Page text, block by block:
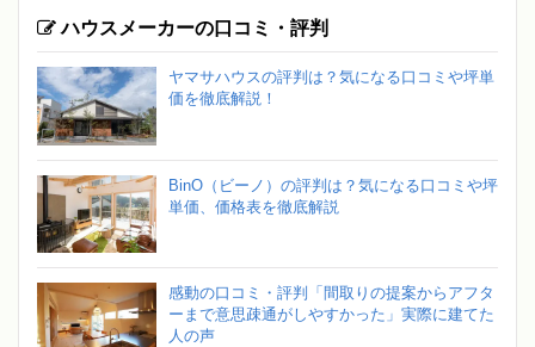
ハウスメーカーの口コミ・評判
ヤマサハウスの評判は？気になる口コミや坪単
価を徹底解説！
BinO（ビーノ）の評判は？気になる口コミや坪
単価、価格表を徹底解説
感動の口コミ・評判「間取りの提案からアフタ
ーまで意思疎通がしやすかった」実際に建てた
人の声